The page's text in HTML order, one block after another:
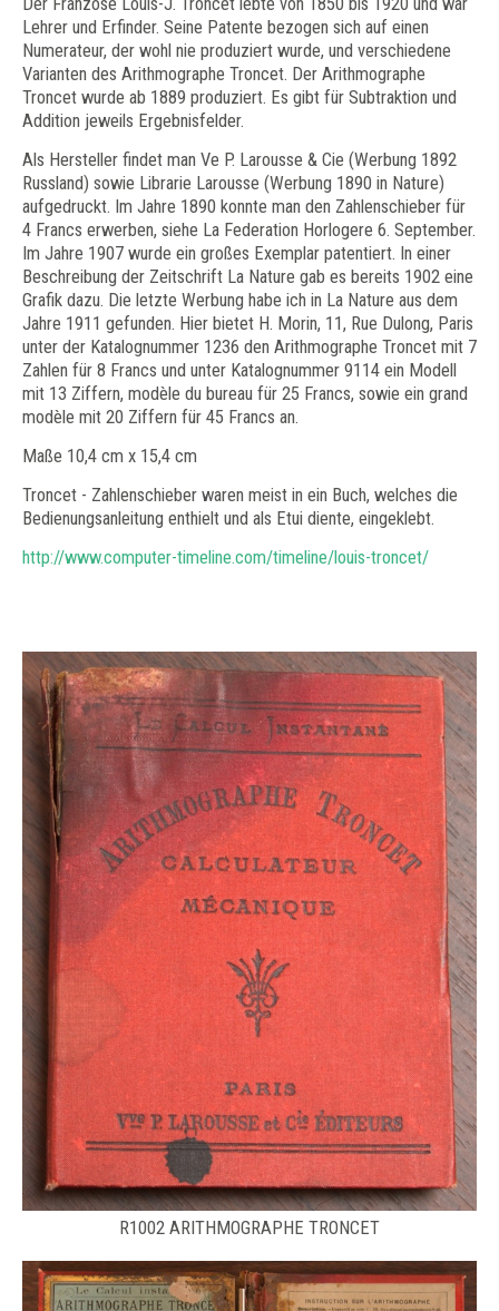
Lehrer und Erfinder. Seine Patente bezogen sich auf einen
Numerateur, der wohl nie produziert wurde, und verschiedene
Varianten des Arithmographe Troncet. Der Arithmographe
Troncet wurde ab 1889 produziert. Es gibt für Subtraktion und
Addition jeweils Ergebnisfelder.
Als Hersteller findet man Ve P. Larousse & Cie (Werbung 1892
Russland) sowie Librarie Larousse (Werbung 1890 in Nature)
aufgedruckt. Im Jahre 1890 konnte man den Zahlenschieber für
4 Francs erwerben, siehe La Federation Horlogere 6. September.
Im Jahre 1907 wurde ein großes Exemplar patentiert. In einer
Beschreibung der Zeitschrift La Nature gab es bereits 1902 eine
Grafik dazu. Die letzte Werbung habe ich in La Nature aus dem
Jahre 1911 gefunden. Hier bietet H. Morin, 11, Rue Dulong, Paris
unter der Katalognummer 1236 den Arithmographe Troncet mit 7
Zahlen für 8 Francs und unter Katalognummer 9114 ein Modell
mit 13 Ziffern, modèle du bureau für 25 Francs, sowie ein grand
modèle mit 20 Ziffern für 45 Francs an.
Maße 10,4 cm x 15,4 cm
Troncet - Zahlenschieber waren meist in ein Buch, welches die
Bedienungsanleitung enthielt und als Etui diente, eingeklebt.
http://www.computer-timeline.com/timeline/louis-troncet/
R1002 ARITHMOGRAPHE TRONCET